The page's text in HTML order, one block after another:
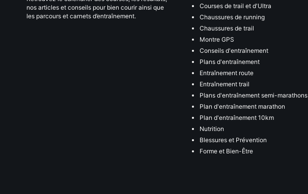
nos articles et conseils pour bien courir ainsi que
les parcours et carnets d’entraînement.
Courses de trail et d'Ultra
Chaussures de running
Chaussures de trail
Montre GPS
Conseils d'entraînement
Plans d'entraînement
Entraînement route
Entraînement trail
Plans d'entraînement semi-marathons
Plan d'entraînement marathon
Plan d'entraînement 10km
Nutrition
Blessures et Prévention
Forme et Bien-Être